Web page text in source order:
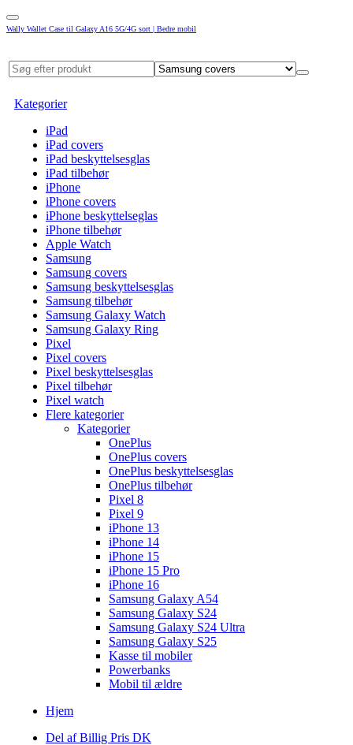
Wally Wallet Case til Galaxy A16 5G/4G sort | Bedre mobil
Kategorier
iPad
iPad covers
iPad beskyttelsesglas
iPad tilbehør
iPhone
iPhone covers
iPhone beskyttelseglas
iPhone tilbehør
Apple Watch
Samsung
Samsung covers
Samsung beskyttelsesglas
Samsung tilbehør
Samsung Galaxy Watch
Samsung Galaxy Ring
Pixel
Pixel covers
Pixel beskyttelsesglas
Pixel tilbehør
Pixel watch
Flere kategorier
Kategorier
OnePlus
OnePlus covers
OnePlus beskyttelsesglas
OnePlus tilbehør
Pixel 8
Pixel 9
iPhone 13
iPhone 14
iPhone 15
iPhone 15 Pro
iPhone 16
Samsung Galaxy A54
Samsung Galaxy S24
Samsung Galaxy S24 Ultra
Samsung Galaxy S25
Kasse til mobiler
Powerbanks
Mobil til ældre
Hjem
Del af Billig Pris DK